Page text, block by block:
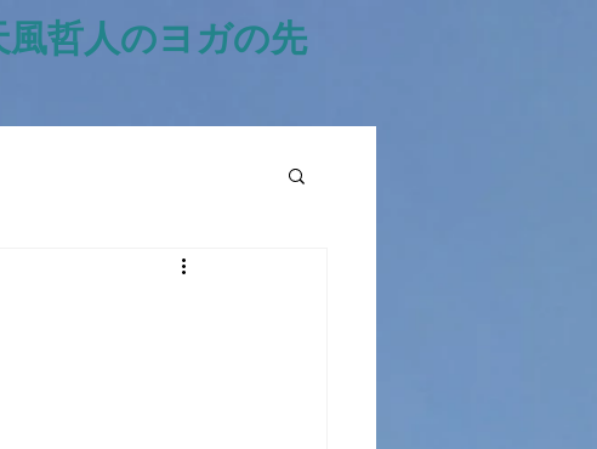
哲人のヨガの先